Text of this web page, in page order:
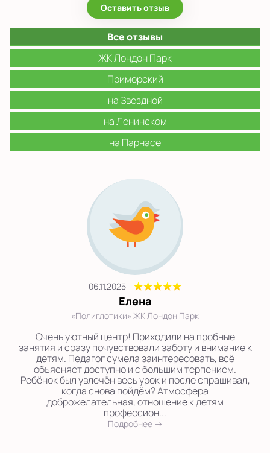
Показать на карте
Выбрать другой город
Оставить отзыв
Все отзывы
ЖК Лондон Парк
Приморский
на Звездной
на Ленинском
на Парнасе
06.11.2025
Елена
«Полиглотики» ЖК Лондон Парк
Очень уютный центр! Приходили на пробные
занятия и сразу почувствовали заботу и внимание к
детям. Педагог сумела заинтересовать, всё
объясняет доступно и с большим терпением.
Ребёнок был увлечён весь урок и после спрашивал,
когда снова пойдём? Атмосфера
доброжелательная, отношение к детям
профессион...
Подробнее →